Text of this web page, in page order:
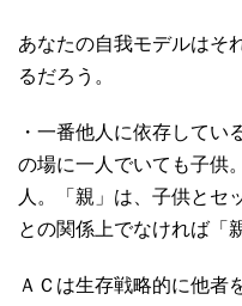
あなたの自我モデルはそ
るだろう。
・一番他人に依存してい
の場に一人でいても子供
人。「親」は、子供とセ
との関係上でなければ「
ＡＣは生存戦略的に他者